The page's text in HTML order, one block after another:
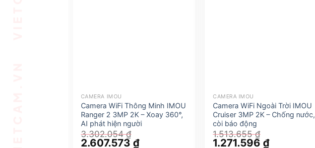
CAMERA IMOU
Camera WiFi Thông Minh IMOU
Ranger 2 3MP 2K – Xoay 360°,
AI phát hiện người
3.302.054₫
Giá
2.607.573 ₫Giá
CAMERA IMOU
Camera WiFi Ngoài Trời IMOU
Cruiser 3MP 2K – Chống nước,
còi báo động
1.513.655₫
Giá
1.271.596₫Giá